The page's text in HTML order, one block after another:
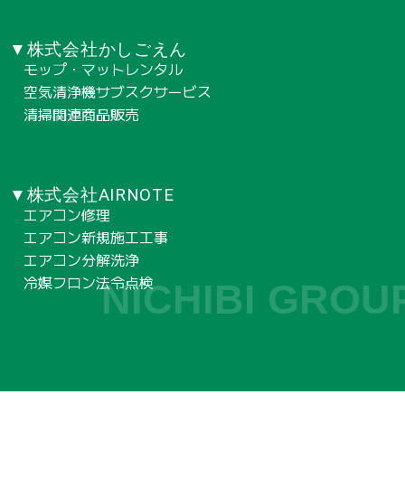
▼株式会社かしごえん
モップ・マットレンタル
空気清浄機サブスクサービス
清掃関連商品販売
▼株式会社AIRNOTE
エアコン修理
エアコン新規施工工事
エアコン分解洗浄
冷媒フロン法令点検NICHIBI